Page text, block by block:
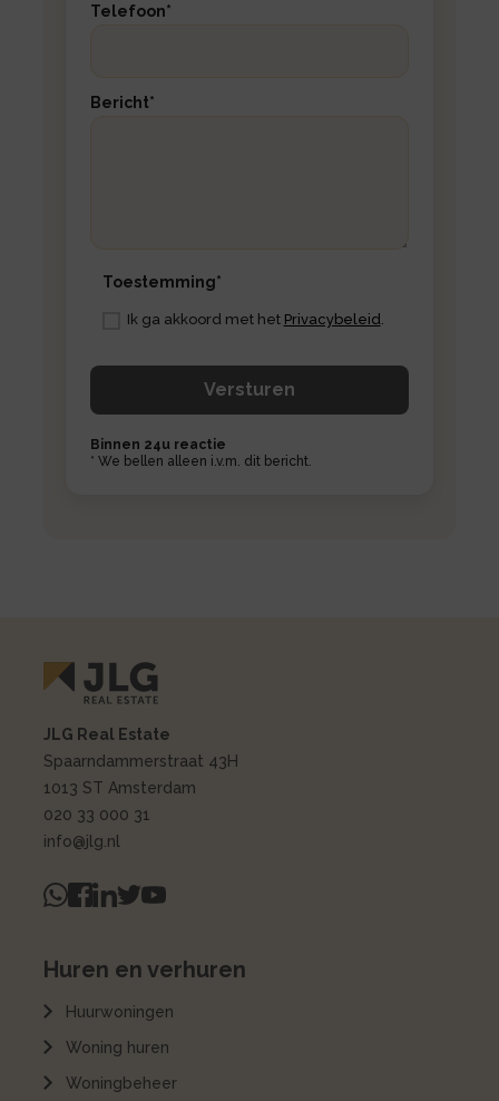
Telefoon*
Bericht*
Toestemming*
Ik ga akkoord met het Privacybeleid
Binnen 24u reactie
* We bellen alleen i.v.m. dit bericht.
JLG Real Estate
Spaarndammerstraat 43H
1013 ST Amsterdam
020 33 000 31
info@jlg.nl
Huren en verhuren
Huurwoningen
Woning huren
Woningbeheer